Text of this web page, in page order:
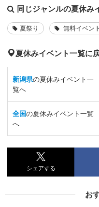
同じジャンルの夏休み
夏祭り 無料イベント
夏休みイベント一覧に
新潟県の夏休みイベント一
覧へ
全国の夏休みイベント一覧
へ
シェアする
お